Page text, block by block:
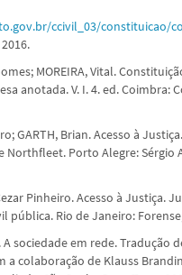
ccivil_03/constituicao/
MOREIRA, Vital.
anotada. V. I. 4. ed. Coimbra:
GARTH, Brian. Acesso à
Northfleet. Porto Alegre: Sérgio
Pinheiro. Acesso à Justiça.
pública. Rio de Janeiro:
A sociedade em rede. Tradução
a colaboração de Klauss